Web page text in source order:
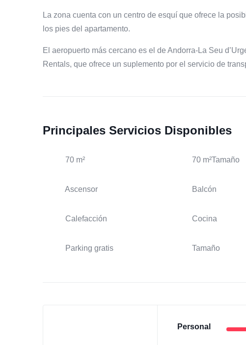
La zona cuenta con un centro de esquí que ofrece la
los pies del apartamento.
El aeropuerto más cercano es el de Andorra-La Seu
Rentals, que ofrece un suplemento por el servicio de
Principales Servicios Disponibles
70 m² 70 m²Tamaño
Ascensor Balcón
Calefacción Cocina
Parking gratis Tamaño
Personal